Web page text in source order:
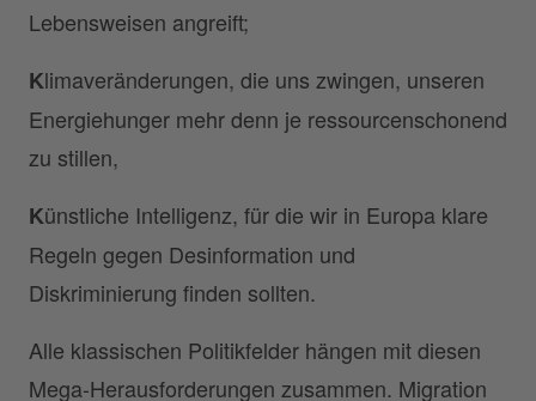
Lebensweisen angreift;
Klimaveränderungen, die uns zwingen, unseren
Energiehunger mehr denn je ressourcenschonend
zu stillen,
Künstliche Intelligenz, für die wir in Europa klare
Regeln gegen Desinformation und
Diskriminierung finden sollten.
Alle klassischen Politikfelder hängen mit diesen
Mega-Herausforderungen zusammen. Migration